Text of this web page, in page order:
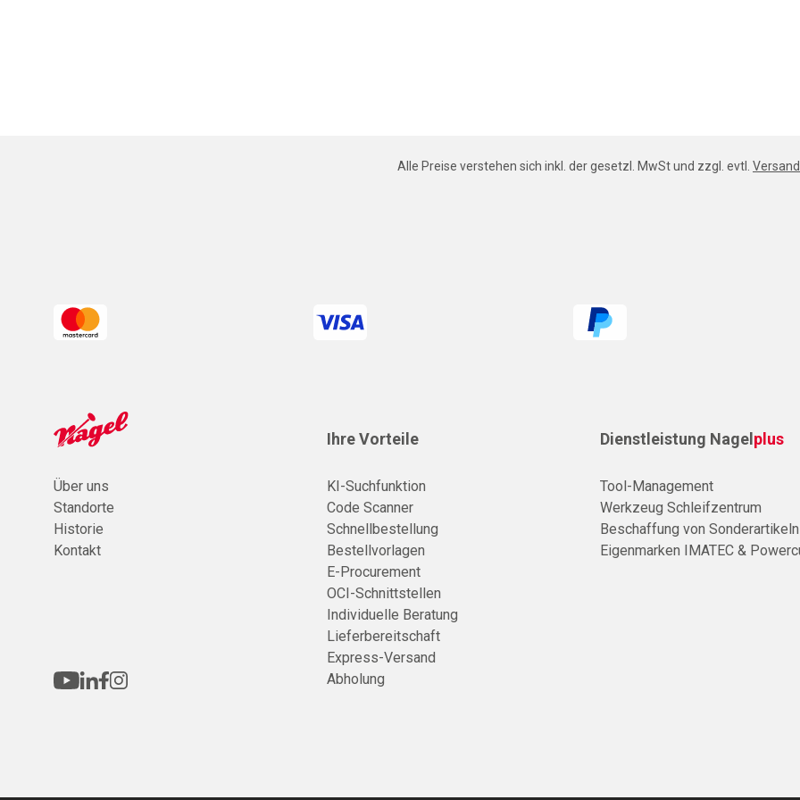
Alle Preise verstehen sich inkl. der gesetzl. MwSt und zzgl. evtl. Versand
Über uns
Standorte
Historie
Kontakt
Ihre Vorteile
KI-Suchfunktion
Code Scanner
Schnellbestellung
Bestellvorlagen
E-Procurement
OCI-Schnittstellen
Individuelle Beratung
Lieferbereitschaft
Express-Versand
Abholung
Dienstleistung Nagel plus
Tool-Management
Werkzeug Schleifzentrum
Beschaffung von Sonderartikeln
Eigenmarken IMATEC &